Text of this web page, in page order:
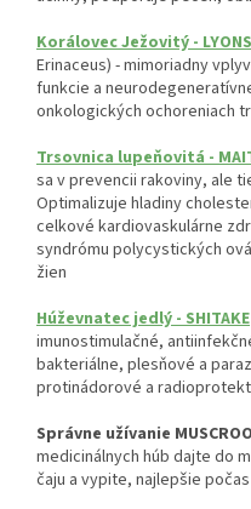
Korálovec Ježovitý -
Erinaceus) - mimoriadny
funkcie a
onkologických ochoreniach
Trsovnica lupeňovitá -
sa v prevencii rakoviny, ale
Optimalizuje hladiny
celkové kardiovaskulárne
syndrómu polycystických
žien
Húževnatec jedlý - SHITAKE
imunostimulačné,
bakteriálne, plesňové a
protinádorové a
Správne užívanie
medicinálnych húb dajte do
čaju a vypite, najlepšie